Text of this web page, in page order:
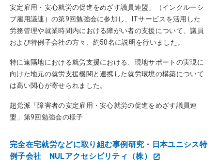
安定雇用・安心就労の促進をめざす議員連盟」（インクルーシ
ブ雇用議連）の第9回勉強会に参加し、ITサービスを活用した
労務管理や就業時間内における障がい者の支援について、議員
および特例子会社の方々、約50名に説明を行いました。
特に遠隔地における就労支援における、現地サポートの実現に
向けた地元の就労支援機関と連携した就労環境の構築について
は高い関心が寄せられました。
超党派「障害者の安定雇用・安心就労の促進をめざす議員連
盟」第9回勉強会の様子
完全在宅就労などに取り組む事例研究・日本ユニシス特
例子会社 NULアクセシビリティ（株）